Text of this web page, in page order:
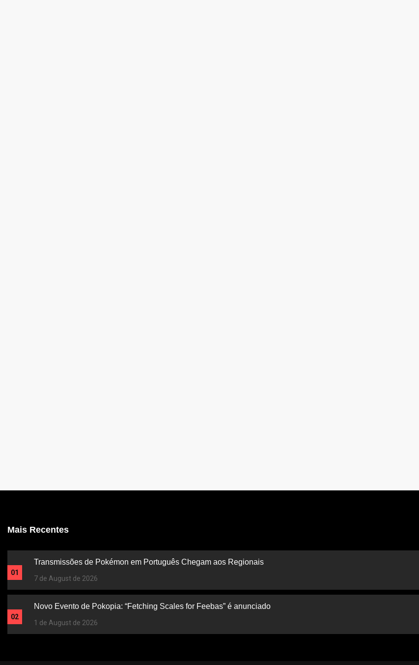
Mais Recentes
01
Transmissões de Pokémon em Português Chegam aos Regionais
7 de August de 2026
02
Novo Evento de Pokopia: “Fetching Scales for Feebas” é anunciado
1 de August de 2026